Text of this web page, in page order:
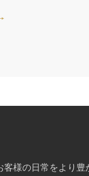
客様の日常をより